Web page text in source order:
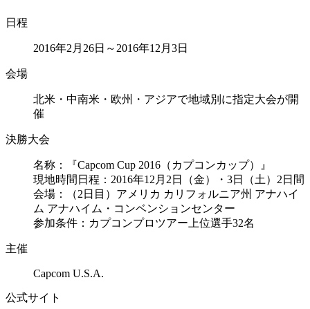
日程
2016年2月26日～2016年12月3日
会場
北米・中南米・欧州・アジアで地域別に指定大会が開
催
決勝大会
名称：『Capcom Cup 2016（カプコンカップ）』
現地時間日程：2016年12月2日（金）・3日（土）2日間
会場：（2日目）アメリカ カリフォルニア州 アナハイ
ム アナハイム・コンベンションセンター
参加条件：カプコンプロツアー上位選手32名
主催
Capcom U.S.A.
公式サイト